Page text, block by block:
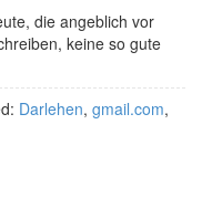
die angeblich vor
keine so gute
Darlehen, gmail.com,